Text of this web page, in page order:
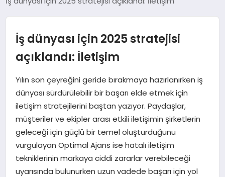
YAŞAM
SPOR
EKONOMI
DÜNYA
MAGAZIN
EĞITIM
SAĞLIK
İş dünyası için 2025 stratejisi
açıklandı: İletişim
Yılın son çeyreğini geride bırakmaya hazırlanırken iş
dünyası sürdürülebilir bir başarı elde etmek için
iletişim stratejilerini baştan yazıyor. Paydaşlar,
müşteriler ve ekipler arası etkili iletişimin şirketlerin
geleceği için güçlü bir temel oluşturduğunu
vurgulayan Optimal Ajans ise hatalı iletişim
tekniklerinin markaya ciddi zararlar verebileceği
uyarısında bulunurken uzun vadede başarı için yol